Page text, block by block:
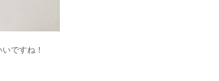
ですね！